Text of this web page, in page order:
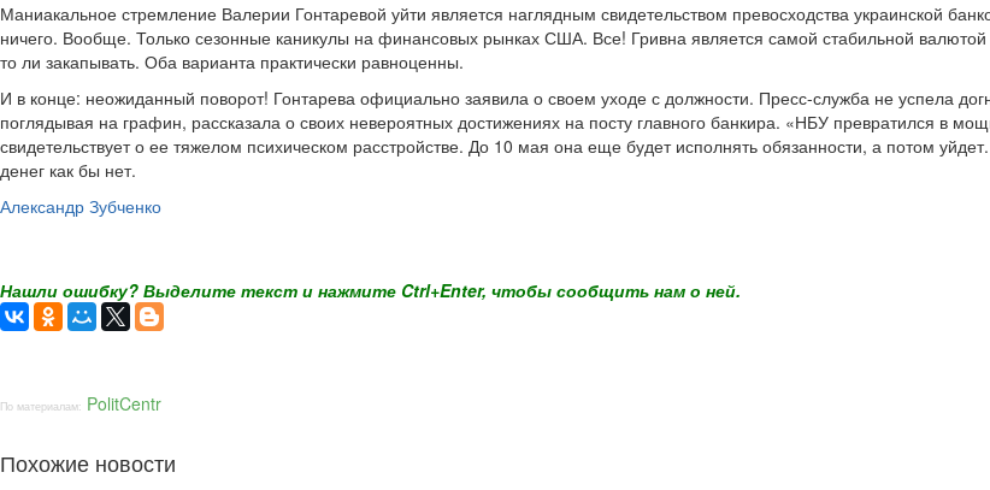
Маниакальное стремление Валерии Гонтаревой уйти является наглядным свидетельством превосходства украинской
ничего. Вообще. Только сезонные каникулы на финансовых рынках США. Все! Гривна является самой стабильной валютой
то ли закапывать. Оба варианта практически равноценны.
И в конце: неожиданный поворот! Гонтарева официально заявила о своем уходе с должности. Пресс-служба не успела
поглядывая на графин, рассказала о своих невероятных достижениях на посту главного банкира. «НБУ превратился в
свидетельствует о ее тяжелом психическом расстройстве. До 10 мая она еще будет исполнять обязанности, а потом
денег как бы нет.
Александр Зубченко
Нашли ошибку? Выделите текст и нажмите Ctrl+Enter, чтобы сообщить нам о ней.
По материалам: PolitCentr
Похожие новости